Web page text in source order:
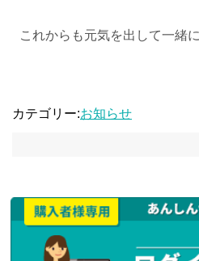
これからも元気を出して一緒
カテゴリー:お知らせ